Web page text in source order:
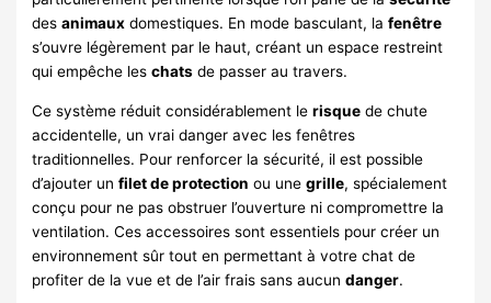
desanimaux domestiques. En mode basculant, lafenêtre
s’ouvre légèrement par le haut, créant un espace restreint
qui empêche leschats de passer au travers.
Ce système réduit considérablement lerisque de chute
accidentelle, un vrai danger avec les fenêtres
traditionnelles. Pour renforcer la sécurité, il est possible
d’ajouter unfilet de protection ou unegrille, spécialement
conçu pour ne pas obstruer l’ouverture ni compromettre la
ventilation. Ces accessoires sont essentiels pour créer un
environnement sûr tout en permettant à votre chat de
profiter de la vue et de l’air frais sans aucundanger.